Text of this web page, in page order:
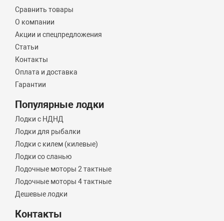
Сравнить товары
О компании
Акции и спецпредложения
Статьи
Контакты
Оплата и доставка
Гарантии
Популярные лодки
Лодки с НДНД
Лодки для рыбалки
Лодки с килем (килевые)
Лодки со сланью
Лодочные моторы 2 тактные
Лодочные моторы 4 тактные
Дешевые лодки
Контакты